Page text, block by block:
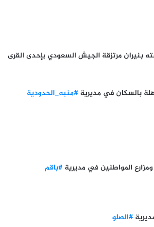
بنيران مرتزقة الجيش السعودي بإحدى القرى
بالسكان في مديرية #منبه_الحدودية
المواطنين في مديرية #باقم
#الصلو